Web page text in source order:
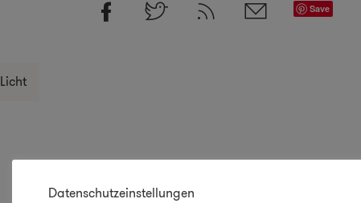
Save
Licht
Datenschutzeinstellungen